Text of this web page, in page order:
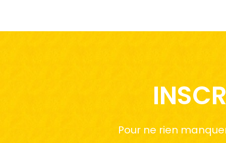
Pour ne rien